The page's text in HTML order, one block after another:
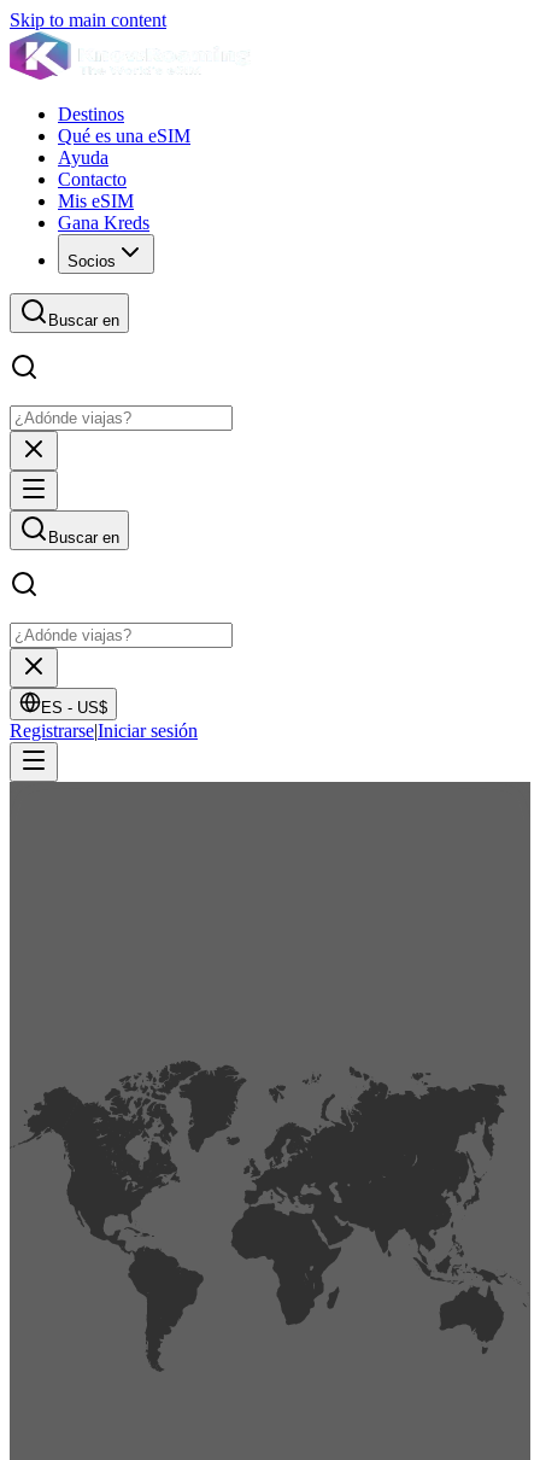
Skip to main content
Destinos
Qué es una eSIM
Ayuda
Contacto
Mis eSIM
Gana Kreds
Socios
Buscar en
Buscar en
ES - US$
Registrarse|Iniciar sesión
404Página no encontrada,
La página que buscas no existe o se ha cambiado de lugar.
Comprueba la URL e inténtalo de nuevo.
Ir a la página de inicio
Obtener soporte técnico